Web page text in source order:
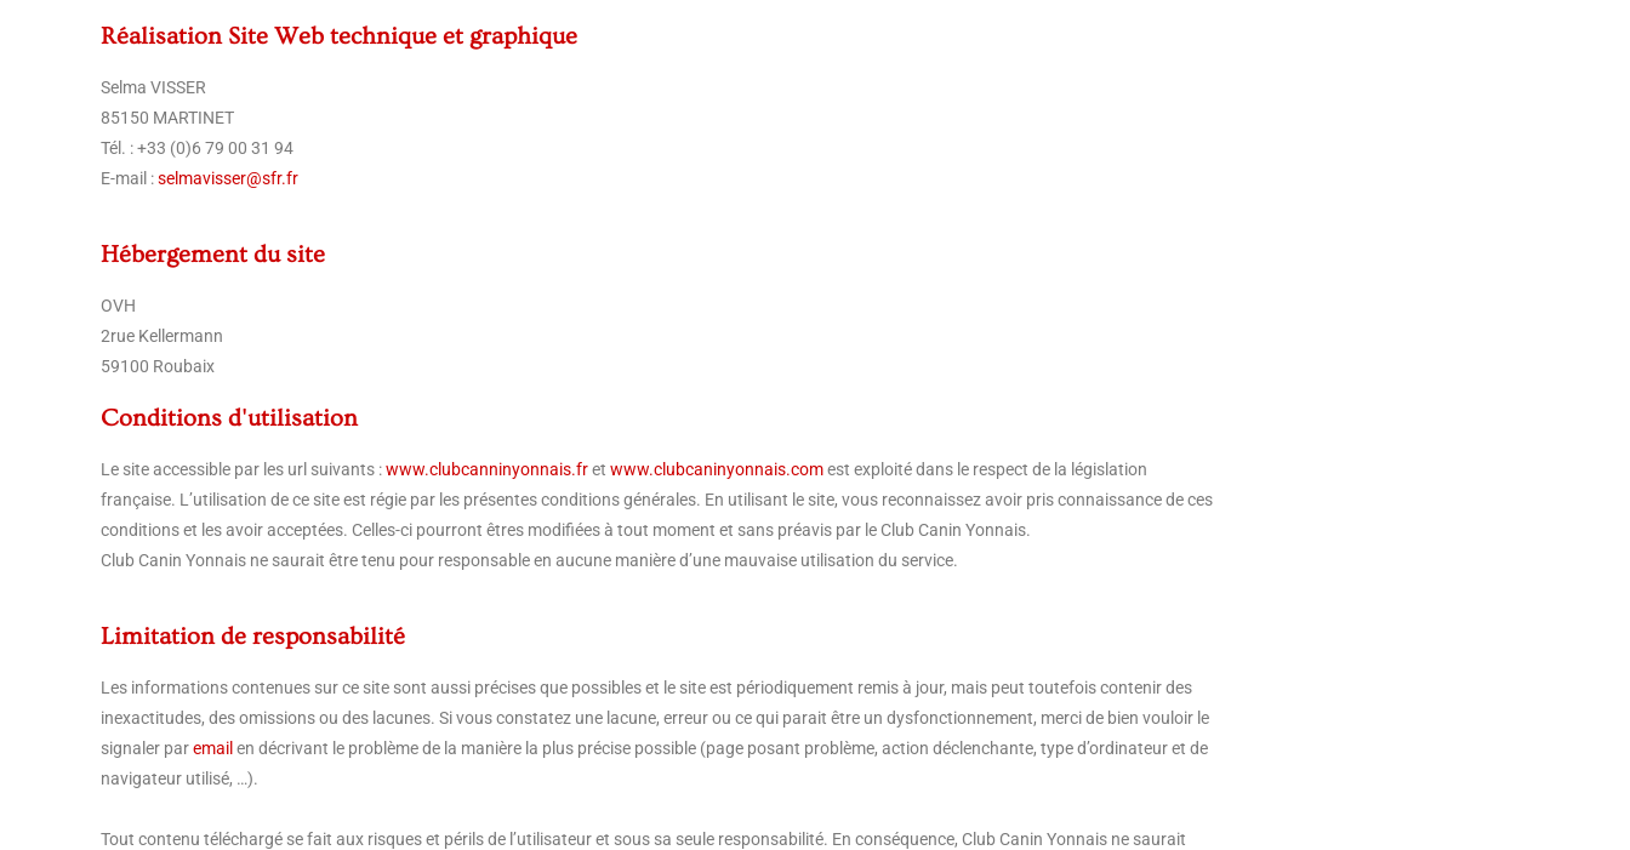
Réalisation Site Web technique et graphique
Selma VISSER
85150 MARTINET
Tél. : +33 (0)6 79 00 31 94
E-mail :selmavisser@sfr.fr
Hébergement du site
OVH
2rue Kellermann
59100 Roubaix
Conditions d'utilisation
Le site accessible par les url suivants :www.clubcanninyonnais.fret www.clubcaninyonnais.comest exploité dans le respect de la législation
française. L’utilisation de ce site est régie par les présentes conditions générales. En utilisant le site, vous reconnaissez avoir pris connaissance de ces
conditions et les avoir acceptées. Celles-ci pourront êtres modifiées à tout moment et sans préavis par le Club Canin Yonnais.
Club Canin Yonnais ne saurait être tenu pour responsable en aucune manière d’une mauvaise utilisation du service.
Limitation de responsabilité
Les informations contenues sur ce site sont aussi précises que possibles et le site est périodiquement remis à jour, mais peut toutefois contenir des
inexactitudes, des omissions ou des lacunes. Si vous constatez une lacune, erreur ou ce qui parait être un dysfonctionnement, merci de bien vouloir le
signaler paremail en décrivant le problème de la manière la plus précise possible (page posant problème, action déclenchante, type d’ordinateur et de
navigateur utilisé, …).
Tout contenu téléchargé se fait aux risques et périls de l’utilisateur et sous sa seule responsabilité. En conséquence, Club Canin Yonnais ne saurait